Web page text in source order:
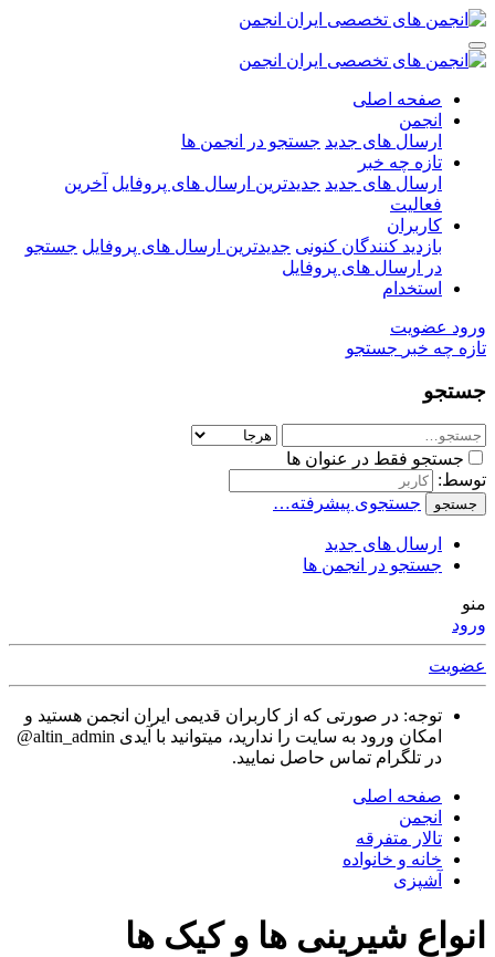
صفحه اصلی
انجمن
ارسال های جدید جستجو در انجمن ها
تازه چه خبر
ارسال های جدید جدیدترین ارسال های پروفایل آخرین
فعالیت
کاربران
بازدید کنندگان کنونی جدیدترین ارسال های پروفایل جستجو
در ارسال های پروفایل
استخدام
ورود عضویت
تازه چه خبر جستجو
جستجو
جستجو فقط در عنوان ها
توسط:
جستجو جستجوی پیشرفته…
ارسال های جدید
جستجو در انجمن ها
منو
ورود
عضویت
توجه: در صورتی که از کاربران قدیمی ایران انجمن هستید و
امکان ورود به سایت را ندارید، میتوانید با آیدی altin_admin@
در تلگرام تماس حاصل نمایید.
صفحه اصلی
انجمن
تالار متفرقه
خانه و خانواده
آشپزی
انواع شیرینی ها و کیک ها